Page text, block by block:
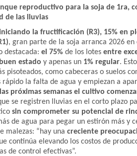
reproductivo para la soja de 1ra,
de las lluvias
la fructificación (R3), 15% en
, gran parte de la soja arranca 2026
destacada: el 75% de los lotes entre
estado y apenas un 1% regular.
pisoteados, como cabeceras o suelos
rápido la falta de agua y empiezan a
las próximas semanas el cultivo
se registren lluvias en el corto plazo
sin comprometer su potencial de
de agua para pegar un estirón más y
malezas: “hay una creciente
continúa elevando los costos de
de control efectivas”.